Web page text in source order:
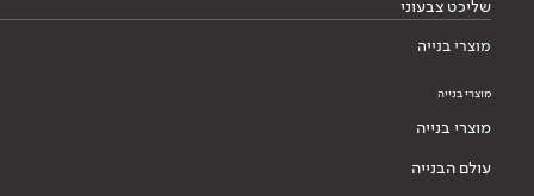
שליכט צבעוני
מוצרי בנייה
מוצרי בנייה
מוצרי בנייה
עולם הבנייה